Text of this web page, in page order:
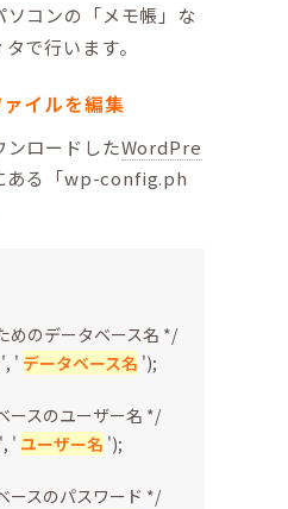
コンの「メモ帳」な
で行います。
イルを編集
ンロードしたWordPre
ある「wp-config.ph
めのデータベース名 */
' データベース名 ');
ースのユーザー名 */
' ユーザー名 ');
ースのパスワード */